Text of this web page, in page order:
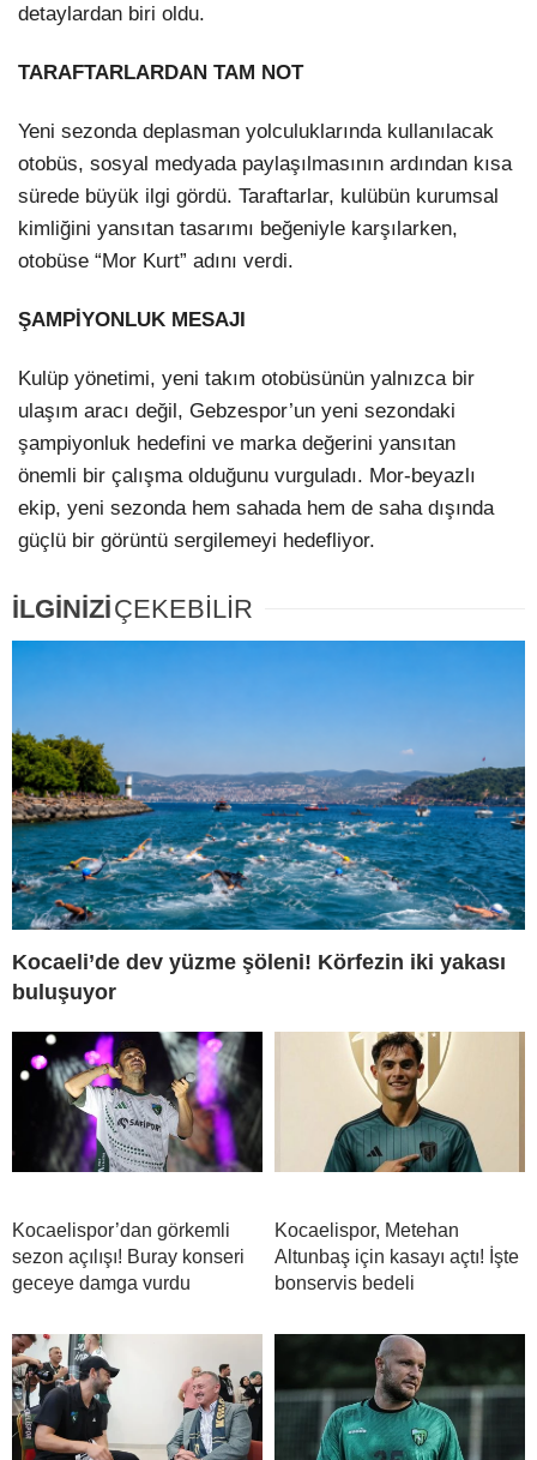
detaylardan biri oldu.
TARAFTARLARDAN TAM NOT
Yeni sezonda deplasman yolculuklarında kullanılacak
otobüs, sosyal medyada paylaşılmasının ardından kısa
sürede büyük ilgi gördü. Taraftarlar, kulübün kurumsal
kimliğini yansıtan tasarımı beğeniyle karşılarken,
otobüse “Mor Kurt” adını verdi.
ŞAMPİYONLUK MESAJI
Kulüp yönetimi, yeni takım otobüsünün yalnızca bir
ulaşım aracı değil, Gebzespor’un yeni sezondaki
şampiyonluk hedefini ve marka değerini yansıtan
önemli bir çalışma olduğunu vurguladı. Mor-beyazlı
ekip, yeni sezonda hem sahada hem de saha dışında
güçlü bir görüntü sergilemeyi hedefliyor.
İLGİNİZİÇEKEBİLİR
Kocaeli’de dev yüzme şöleni! Körfezin iki yakası
buluşuyor
Kocaelispor’dan görkemli
sezon açılışı! Buray konseri
geceye damga vurdu
Kocaelispor, Metehan
Altunbaş için kasayı açtı! İşte
bonservis bedeli